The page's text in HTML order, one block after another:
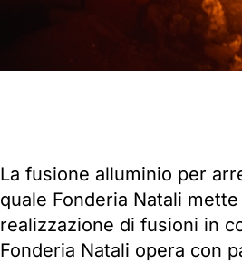
La fusione alluminio per
quale Fonderia Natali
realizzazione di fusioni in
Fonderia Natali opera con